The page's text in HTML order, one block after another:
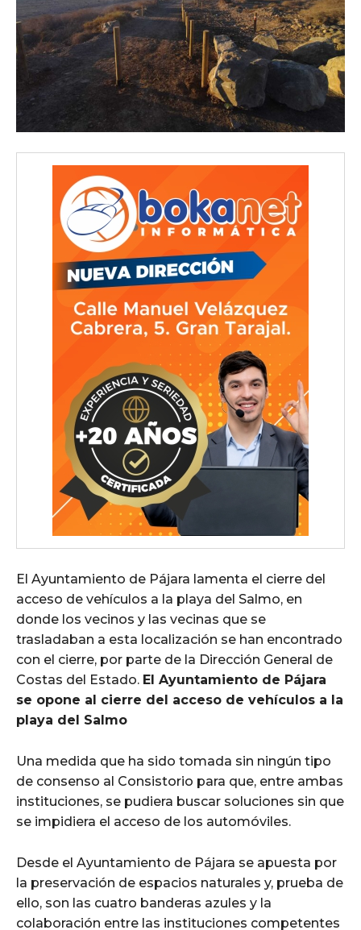
El Ayuntamiento de Pájara lamenta el cierre del
acceso de vehículos a la playa del Salmo, en
donde los vecinos y las vecinas que se
trasladaban a esta localización se han encontrado
con el cierre, por parte de la Dirección General de
Costas del Estado. El Ayuntamiento de Pájara
se opone al cierre del acceso de vehículos a la
playa del Salmo
Una medida que ha sido tomada sin ningún tipo
de consenso al Consistorio para que, entre ambas
instituciones, se pudiera buscar soluciones sin que
se impidiera el acceso de los automóviles.
Desde el Ayuntamiento de Pájara se apuesta por
la preservación de espacios naturales y, prueba de
ello, son las cuatro banderas azules y la
colaboración entre las instituciones competentes